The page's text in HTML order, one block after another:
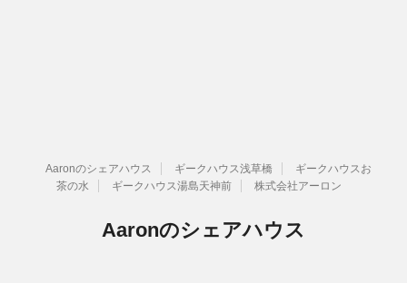
Aaronのシェアハウス ギークハウス浅草橋
ギークハウスお
茶の水
ギークハウス湯島天神前 株式会社アーロン
Aaronのシェアハウス